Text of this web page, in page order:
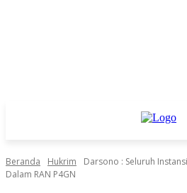
Beranda Hukrim
Darsono : Seluruh
Dalam RAN P4GN